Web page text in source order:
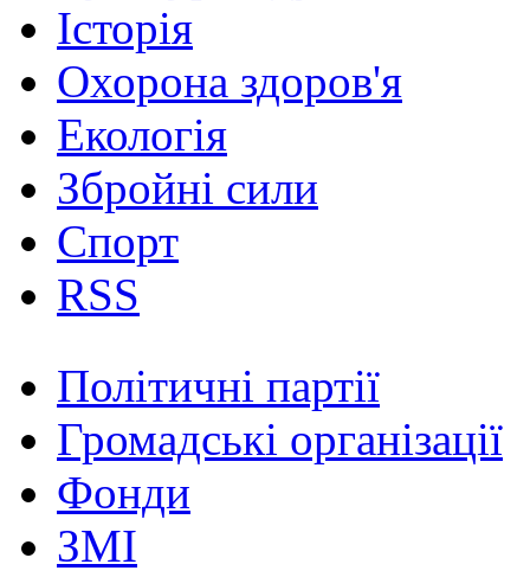
Історія
Охорона здоров'я
Екологія
Збройні сили
Спорт
RSS
Політичні партії
Громадські організації
Фонди
ЗМІ